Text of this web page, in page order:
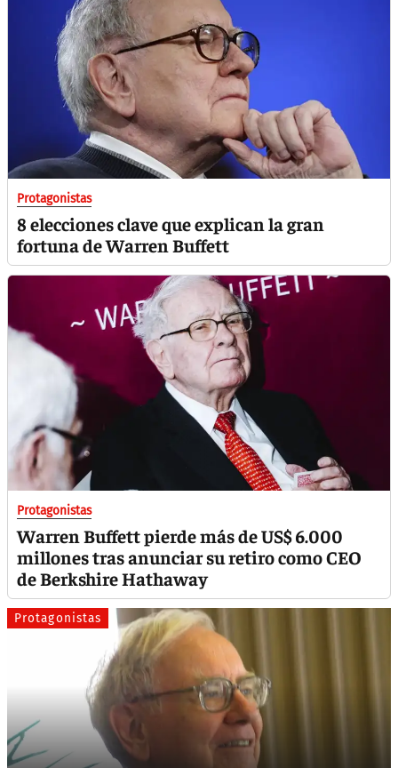
Protagonistas
8 elecciones clave que explican la gran
fortuna de Warren Buffett
Protagonistas
Warren Buffett pierde más de US$ 6.000
millones tras anunciar su retiro como CEO
de Berkshire Hathaway
Protagonistas